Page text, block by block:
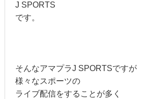
J SPORTS
です。
そんなアマプラJ SPORTSですが
様々なスポーツの
ライブ配信をすることが多く